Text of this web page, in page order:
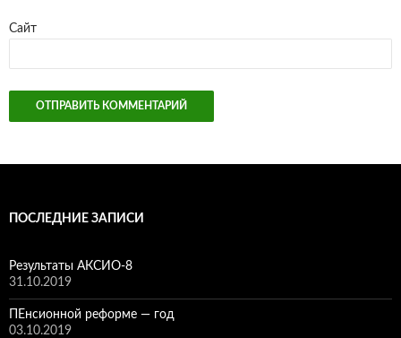
Сайт
ПОСЛЕДНИЕ ЗАПИСИ
Результаты АКСИО-8
31.10.2019
ПЕнсионной реформе — год
03.10.2019